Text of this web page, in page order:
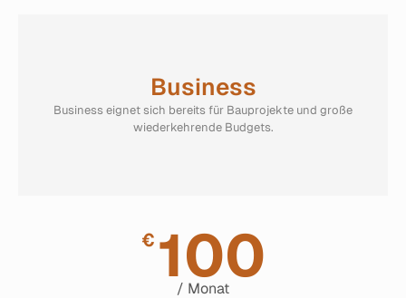
Business
Business eignet sich bereits für Bauprojekte und große
wiederkehrende Budgets.
€ 100
/ Monat